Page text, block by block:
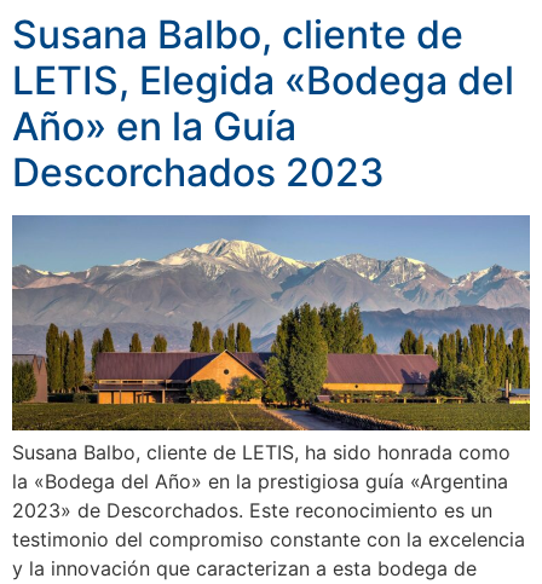
Susana Balbo, cliente de
LETIS, Elegida «Bodega del
Año» en la Guía
Descorchados 2023
Susana Balbo, cliente de LETIS, ha sido honrada como
la «Bodega del Año» en la prestigiosa guía «Argentina
2023» de Descorchados. Este reconocimiento es un
testimonio del compromiso constante con la excelencia
y la innovación que caracterizan a esta bodega de